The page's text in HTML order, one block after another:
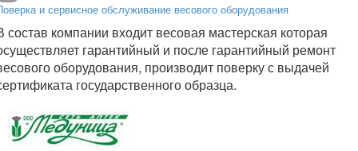
и сервисное обслуживание весового оборудования
состав компании входит весовая мастерская которая
гарантийный и после гарантийный ремонт
оборудования, производит поверку с выдачей
государственного образца.